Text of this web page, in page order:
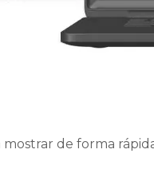
de forma